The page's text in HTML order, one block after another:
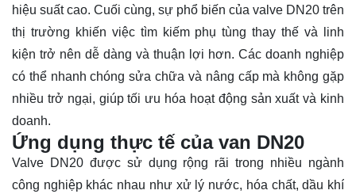
hiệu suất cao. Cuối cùng, sự phổ biến của valve DN20 trên
thị trường khiến việc tìm kiếm phụ tùng thay thế và linh
kiện trở nên dễ dàng và thuận lợi hơn. Các doanh nghiệp
có thể nhanh chóng sửa chữa và nâng cấp mà không gặp
nhiều trở ngại, giúp tối ưu hóa hoạt động sản xuất và kinh
doanh.
Ứng dụng thực tế của van DN20
Valve DN20 được sử dụng rộng rãi trong nhiều ngành
công nghiệp khác nhau như xử lý nước, hóa chất, dầu khí